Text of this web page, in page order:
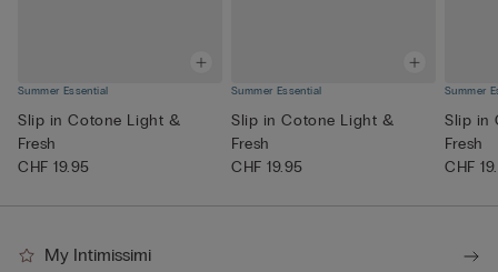
Summer Essential
Slip in Cotone Light &
Fresh
CHF 19.95
Summer Essential
Slip in Cotone Light &
Fresh
CHF 19.95
Summer
Slip in
Fresh
CHF
My Intimissimi